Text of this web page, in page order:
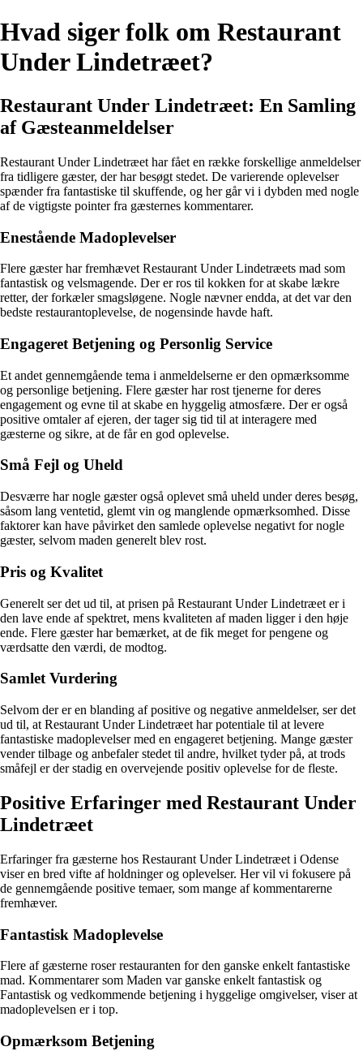
Hvad siger folk om Restaurant
Under Lindetræet?
Restaurant Under Lindetræet: En Samling
af Gæsteanmeldelser
Restaurant Under Lindetræet har fået en række forskellige anmeldelser
fra tidligere gæster, der har besøgt stedet. De varierende oplevelser
spænder fra fantastiske til skuffende, og her går vi i dybden med nogle
af de vigtigste pointer fra gæsternes kommentarer.
Enestående Madoplevelser
Flere gæster har fremhævet Restaurant Under Lindetræets mad som
fantastisk og velsmagende. Der er ros til kokken for at skabe lækre
retter, der forkæler smagsløgene. Nogle nævner endda, at det var den
bedste restaurantoplevelse, de nogensinde havde haft.
Engageret Betjening og Personlig Service
Et andet gennemgående tema i anmeldelserne er den opmærksomme
og personlige betjening. Flere gæster har rost tjenerne for deres
engagement og evne til at skabe en hyggelig atmosfære. Der er også
positive omtaler af ejeren, der tager sig tid til at interagere med
gæsterne og sikre, at de får en god oplevelse.
Små Fejl og Uheld
Desværre har nogle gæster også oplevet små uheld under deres besøg,
såsom lang ventetid, glemt vin og manglende opmærksomhed. Disse
faktorer kan have påvirket den samlede oplevelse negativt for nogle
gæster, selvom maden generelt blev rost.
Pris og Kvalitet
Generelt ser det ud til, at prisen på Restaurant Under Lindetræet er i
den lave ende af spektret, mens kvaliteten af maden ligger i den høje
ende. Flere gæster har bemærket, at de fik meget for pengene og
værdsatte den værdi, de modtog.
Samlet Vurdering
Selvom der er en blanding af positive og negative anmeldelser, ser det
ud til, at Restaurant Under Lindetræet har potentiale til at levere
fantastiske madoplevelser med en engageret betjening. Mange gæster
vender tilbage og anbefaler stedet til andre, hvilket tyder på, at trods
småfejl er der stadig en overvejende positiv oplevelse for de fleste.
Positive Erfaringer med Restaurant Under
Lindetræet
Erfaringer fra gæsterne hos Restaurant Under Lindetræet i Odense
viser en bred vifte af holdninger og oplevelser. Her vil vi fokusere på
de gennemgående positive temaer, som mange af kommentarerne
fremhæver.
Fantastisk Madoplevelse
Flere af gæsterne roser restauranten for den ganske enkelt fantastiske
mad. Kommentarer som Maden var ganske enkelt fantastisk og
Fantastisk og vedkommende betjening i hyggelige omgivelser, viser at
madoplevelsen er i top.
Opmærksom Betjening